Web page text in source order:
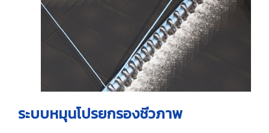
สกรูไม่มีแกนเพลา
อุปกรณ์ป้อนหญ้า
สกรูดิสก์เพรส
ระบบหมุนโปรยกรองชีวภาพ